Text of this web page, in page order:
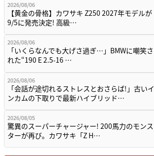
2026/08/06
【黄金の骨格】カワサキ Z250 2027年モデルが
9/5に発売決定! 高級…
2026/08/06
「いくらなんでも大げさ過ぎ…」BMWに嘲笑さ
れた“190 E 2.5-16 …
2026/08/06
「会話が途切れるストレスとおさらば!」古いイ
ンカムの下取りで最新ハイブリッド…
2026/08/05
驚異のスーパーチャージャー! 200馬力のモンス
ターが再び。カワサキ「Z H…